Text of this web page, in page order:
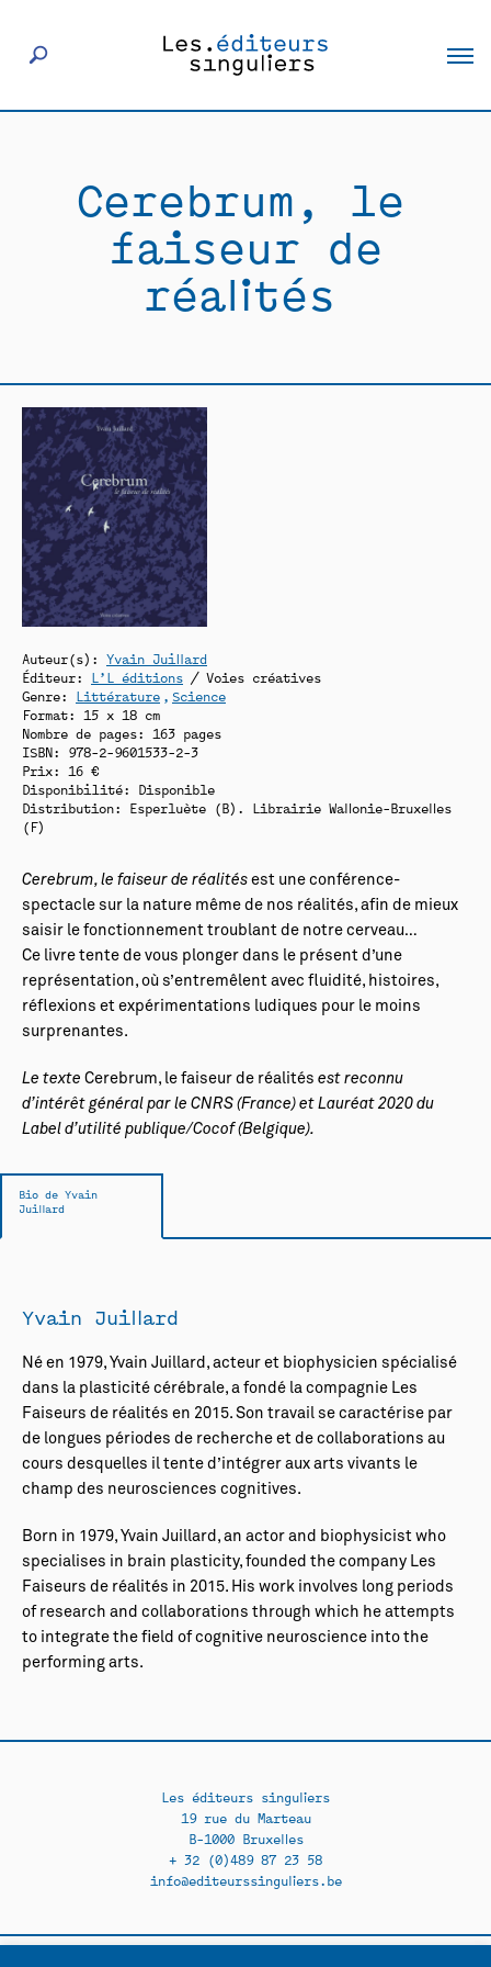
Éditeurs
Rencontres
Cerebrum, le
faiseur de
réalités
Auteur(s): Yvain Juillard
Éditeur: L’L éditions / Voies créatives
Genre: Littérature
Science
Format: 15 x 18 cm
Nombre de pages: 163 pages
ISBN: 978-2-9601533-2-3
Prix: 16 €
Disponibilité:
Disponible
Distribution: Esperluète (B). Librairie Wallonie-Bruxelles
(F)
Cerebrum, le faiseur de réalités est une conférence-
spectacle sur la nature même de nos réalités, afin de mieux
saisir le fonctionnement troublant de notre cerveau…
Ce livre tente de vous plonger dans le présent d’une
représentation, où s’entremêlent avec fluidité, histoires,
réflexions et expérimentations ludiques pour le moins
surprenantes.
Le texte Cerebrum, le faiseur de réalités est reconnu
d’intérêt général par le CNRS (France) et Lauréat 2020 du
Label d’utilité publique/Cocof (Belgique).
Bio de Yvain
Juillard
Yvain Juillard
Né en 1979, Yvain Juillard, acteur et biophysicien spécialisé
dans la plasticité cérébrale, a fondé la compagnie Les
Faiseurs de réalités en 2015. Son travail se caractérise par
de longues périodes de recherche et de collaborations au
cours desquelles il tente d’intégrer aux arts vivants le
champ des neurosciences cognitives.
Born in 1979, Yvain Juillard, an actor and biophysicist who
specialises in brain plasticity, founded the company Les
Faiseurs de réalités in 2015. His work involves long periods
of research and collaborations through which he attempts
to integrate the field of cognitive neuroscience into the
performing arts.
Les éditeurs singuliers
19 rue du Marteau
B-1000 Bruxelles
+ 32 (0)489 87 23 58
info@editeurssinguliers.be